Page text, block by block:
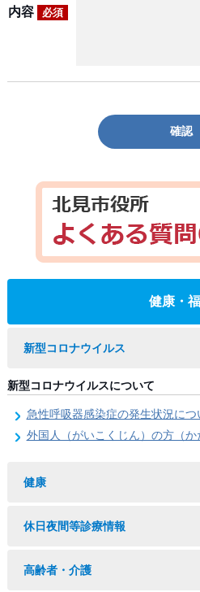
内容 必須
確認
健康・
新型コロナウイルス
新型コロナウイルスについて
急性呼吸器感染症の発生状況につ
外国人（がいこくじん）の方（か
健康
休日夜間等診療情報
高齢者・介護